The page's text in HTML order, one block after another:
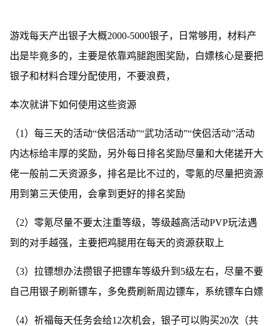
游戏每天产出银子大概2000-5000银子，日常够用，材料产
出是毕竟多的，主要是依靠鸡腿跑图奖励，白嫖核心是要把
银子和材料合理分配使用，不要浪费，
本次就讲下如何使用这些资源
（1）每三天的活动“侠侣活动”“武功活动”“侠侣活动”活动
内达标给丰厚的奖励，另外每日排名奖励尽量和大佬搓开大
佬一般前二天资源多，排名是比不过的，零氪的尽量把资源
用到第三天使用，会拿到更好的排名奖励
（2）零氪尽量不要太注重等级，等级越高活动PVP玩法遇
到的对手越强，主要把鸡腿用在每天的资源获取上
（3）拉镖想办法攒银子把镖车等级升到5级左右，尽量不要
自己用银子刷新镖车，多免费刷新周边镖车，系统镖车白嫖
（4）祈福每天任务会给12次机会，银子可以购买20次（共